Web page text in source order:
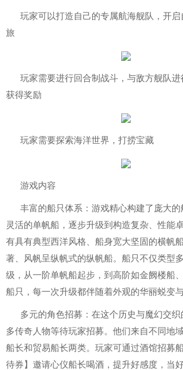
玩家可以打造自己的专属航海舰队，开启
旅
玩家需要进行回合制战斗，与敌方舰队进
获得奖励
玩家需要探索海洋世界，打捞宝藏
游戏内容
丰富的船只体系：游戏精心构建了庞大
灵活的单帆船，逐步升级到构造复杂、性能
有具有典型西洋风格、船身宽大坚固的横帆
著、风帆呈纵帆式的纵帆船。船只不仅类型
级，从一阶单帆船起步，到高阶如金阙楼船
船只，每一次升级都伴随着外观的华丽蜕变
多元的角色招募：在这个历史与魔幻交
多传奇人物等待玩家招募。他们来自不同地
船长和贸易船长两类。玩家可通过酒馆招募
待券】邀请心仪船长喝酒，提升好感度，当